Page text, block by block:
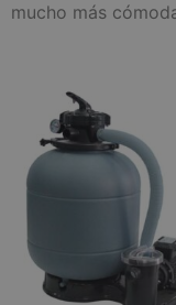
mucho más